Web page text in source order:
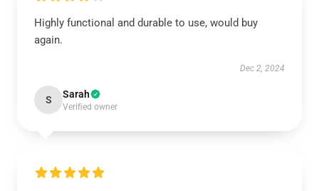
Highly functional and durable to use, would buy
again.
Dec 2, 2024
S Sarah
Verified owner